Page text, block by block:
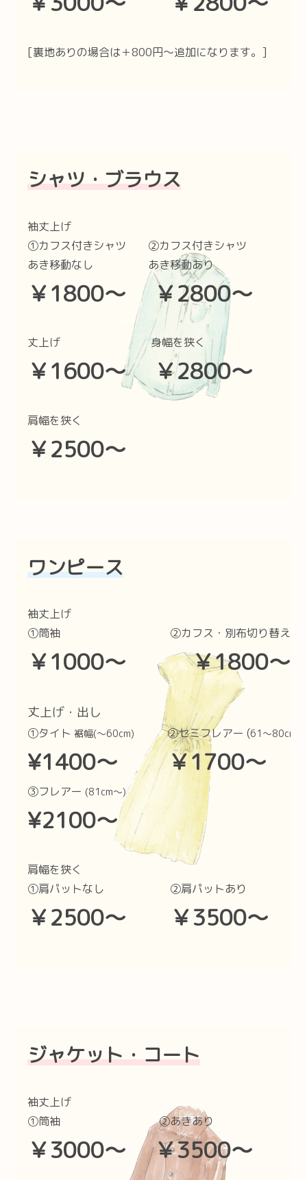
[裏地ありの場合は＋800円〜追加になります。]
シャツ・ブラウス
袖丈上げ
①カフス付きシャツ ②カフス付きシャツ
あき移動なし あき移動あり
￥1800〜 ￥2800〜
丈上げ 身幅を狭く
￥1600〜 ￥2800〜
肩幅を狭く
￥2500〜
ワンピース
袖丈上げ
①筒袖 ②カフス・別布切り替えあ
￥1000〜 ￥1800〜
丈上げ・出し
①タイト 裾幅(〜60cm) ②セミフレアー (61〜80cm)
¥1400〜 ￥1700〜
③フレアー (81cm〜)
¥2100〜
肩幅を狭く
①肩パットなし ②肩パットあり
￥2500〜 ￥3500〜
ジャケット・コート
袖丈上げ
①筒袖 ②あきあり
￥3000〜 ￥3500〜